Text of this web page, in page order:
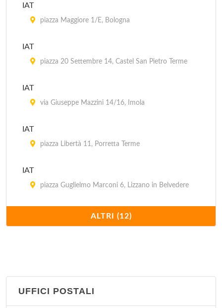
IAT
piazza Maggiore 1/E, Bologna
IAT
piazza 20 Settembre 14, Castel San Pietro Terme
IAT
via Giuseppe Mazzini 14/16, Imola
IAT
piazza Libertà 11, Porretta Terme
IAT
piazza Guglielmo Marconi 6, Lizzano in Belvedere
IAT Aereoporto Guglielmo Marconi
via Triumvurato 84, Bologna
Pro Loco
ALTRI (12)
UFFICI POSTALI